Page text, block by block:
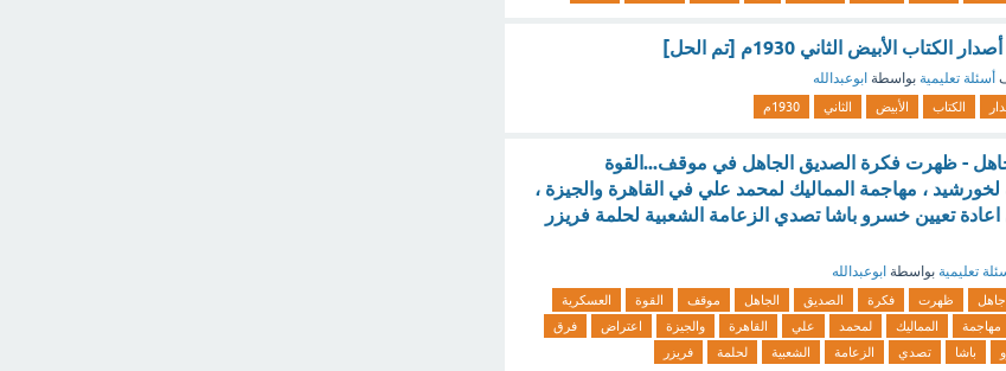
الأبيض الثاني 1930م [تم الحل]
أسئلة تعليمية بواسطة ابوعبدالله
الكتاب الأبيض الثاني 1930م
- ظهرت فكرة الصديق الجاهل في موقف...القوة
لخورشيد ، مهاجمة المماليك لمحمد علي في القاهرة والجيزة ،
تعيين خسرو باشا تصدي الزعامة الشعبية لحلمة فريزر
تعليمية بواسطة ابوعبدالله
جاهل ظهرت فكرة الصديق الجاهل موقف القوة
العسكرية
مهاجمة المماليك لمحمد علي القاهرة والجيزة اعتراض
فرق
باشا تصدي الزعامة الشعبية لحلمة فريزر